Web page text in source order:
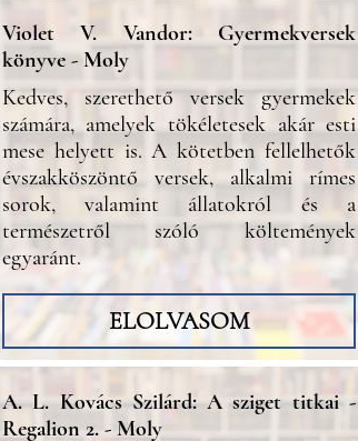
Violet V. Vandor: Gyermekversek
könyve - Moly
Kedves, szerethető versek gyermekek
számára, amelyek tökéletesek akár esti
mese helyett is. A kötetben fellelhetők
évszakköszöntő versek, alkalmi rímes
sorok, valamint állatokról és a
természetről szóló költemények
egyaránt.
ELOLVASOM
A. L. Kovács Szilárd: A sziget titkai -
Regalion 2. - Moly